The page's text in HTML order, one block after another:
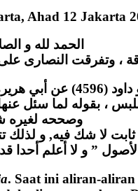
Ahad 12 Jakarta
الحمد لله و
، وتفرقت النصارى
الألباني في صحيح أبي داود(3842 .
وصححه لغيره
ثابت لا شك فيه, و
” و لا أعلم أحدا
. Saat ini aliran-aliran